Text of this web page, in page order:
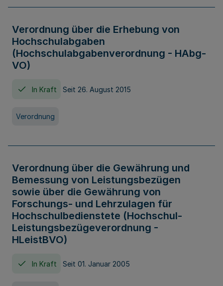
Verordnung über die Erhebung von
Hochschulabgaben
(Hochschulabgabenverordnung - HAbg-
VO)
In Kraft Seit 26. August 2015
Verordnung
Verordnung über die Gewährung und
Bemessung von Leistungsbezügen
sowie über die Gewährung von
Forschungs- und Lehrzulagen für
Hochschulbedienstete (Hochschul-
Leistungsbezügeverordnung -
HLeistBVO)
In Kraft Seit 01. Januar 2005